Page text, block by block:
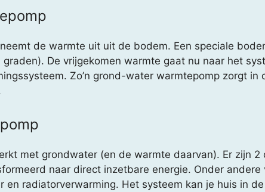
de warmte uit uit de bodem. Een speciale
De vrijgekomen warmte gaat nu naar het
Zo’n grond-water warmtepomp zorgt
met grondwater (en de warmte daarvan). Er zijn
naar direct inzetbare energie. Onder
en radiatorverwarming. Het systeem kan je huis in